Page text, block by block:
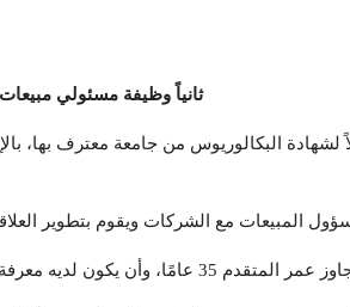
ثانياً وظيفة مسئولي
البكالوريوس من جامعة معترف بها،